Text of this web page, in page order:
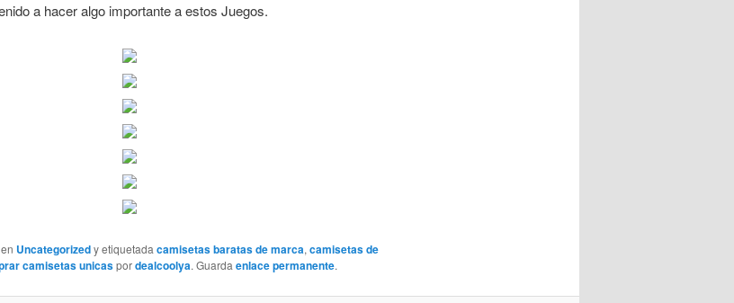
a hacer algo importante a estos Juegos.
Uncategorizedy etiquetadacamisetas baratas de marca,camisetas de
camisetas unicaspordealcoolya. Guardaenlace permanente.